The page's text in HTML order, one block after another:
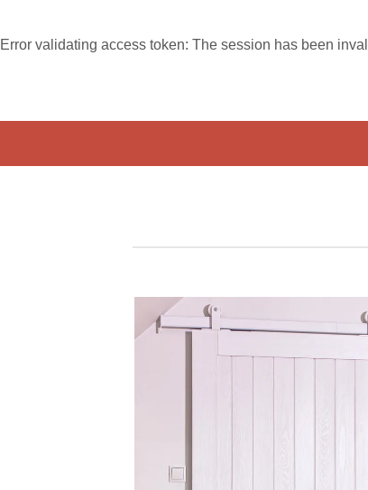
Error validating access token: The session has been